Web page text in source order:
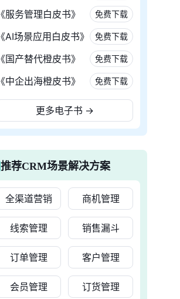
《服务管理白皮书》 免费下载
《AI场景应用白皮书》 免费下载
《国产替代橙皮书》 免费下载
《中企出海橙皮书》 免费下载
更多电子书 →
推荐CRM场景解决方案
全渠道营销 商机管理
线索管理 销售漏斗
订单管理 客户管理
会员管理 订货管理